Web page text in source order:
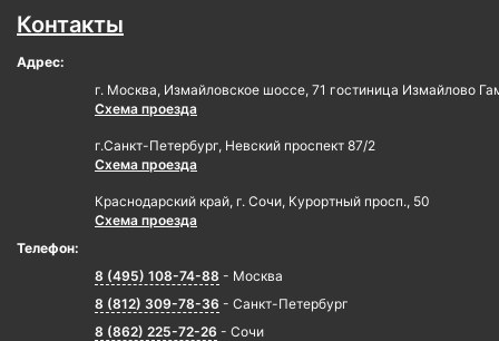
Контакты
Адрес:
г. Москва, Измайловское шоссе, 71 гостиница Измайлово
Схема проезда
г.Санкт-Петербург, Невский проспект 87/2
Схема проезда
Краснодарский край, г. Сочи, Курортный просп., 50
Схема проезда
Телефон:
8 (495) 108-74-88 - Москва
8 (812) 309-78-36 - Санкт-Петербург
8 (862) 225-72-26 - Сочи